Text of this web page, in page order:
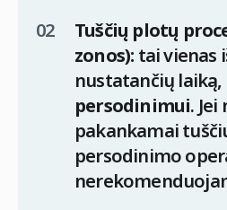
Tuščių plotų
zonos): tai vienas
nustatančių
persodinimui. Jei
pakankamai
persodinimo